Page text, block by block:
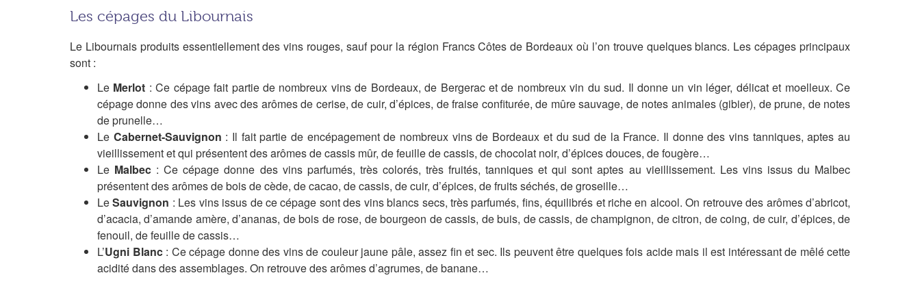
Les cépages du Libournais
Le Libournais produits essentiellement des vins rouges, sauf pour la région Francs Côtes de Bordeaux où l’on trouve quelques blancs. Les cépages principaux
sont :
Le Merlot : Ce cépage fait partie de nombreux vins de Bordeaux, de Bergerac et de nombreux vin du sud. Il donne un vin léger, délicat et moelleux. Ce
cépage donne des vins avec des arômes de cerise, de cuir, d’épices, de fraise confiturée, de mûre sauvage, de notes animales (gibier), de prune, de notes
de prunelle…
Le Cabernet-Sauvignon : Il fait partie de encépagement de nombreux vins de Bordeaux et du sud de la France. Il donne des vins tanniques, aptes au
vieillissement et qui présentent des arômes de cassis mûr, de feuille de cassis, de chocolat noir, d’épices douces, de fougère…
Le Malbec : Ce cépage donne des vins parfumés, très colorés, très fruités, tanniques et qui sont aptes au vieillissement. Les vins issus du Malbec
présentent des arômes de bois de cède, de cacao, de cassis, de cuir, d’épices, de fruits séchés, de groseille…
LeSauvignon : Les vins issus de ce cépage sont des vins blancs secs, très parfumés, fins, équilibrés et riche en alcool. On retrouve des arômes d’abricot,
d’acacia, d’amande amère, d’ananas, de bois de rose, de bourgeon de cassis, de buis, de cassis, de champignon, de citron, de coing, de cuir, d’épices, de
fenouil, de feuille de cassis…
L’Ugni Blanc : Ce cépage donne des vins de couleur jaune pâle, assez fin et sec. Ils peuvent être quelques fois acide mais il est intéressant de mêlé cette
acidité dans des assemblages. On retrouve des arômes d’agrumes, de banane…